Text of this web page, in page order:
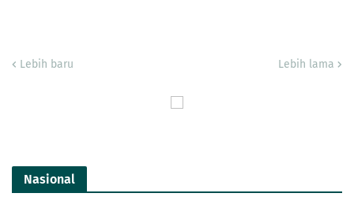
Lebih baru Lebih lama
Nasional